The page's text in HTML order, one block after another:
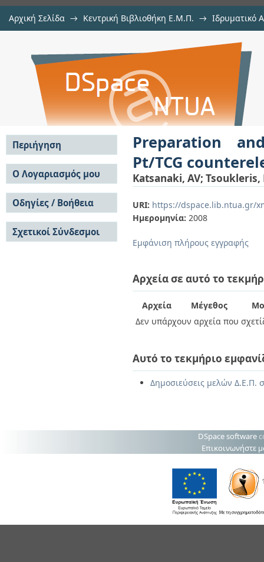
Αρχική Σελίδα → Κεντρική Βιβλιοθήκη Ε.Μ.Π. → Ιδρυματικό
Preparation and
counterelectrodes for dye-
Preparation
Pt/TCG
Katsanaki, AV; Tsoukleris,
URI: https://dspace.lib.ntua.gr/
Ημερομηνία: 2008
Εμφάνιση πλήρους εγγραφής
Αρχεία σε αυτό το
Αρχεία Μέγεθος
Δεν υπάρχουν αρχεία που
Αυτό το τεκμήριο
Δημοσιεύσεις μελών Δ.Ε.Π.
Περιήγηση
Σε όλο το DSpace
Κοινότητες & Συλλογές
Ανά Ημερομηνία
Έκδοσης
Συγγραφείς
Τίτλοι
Θέματα
Ο Λογαριασμός μου
Σύνδεση
Εγγραφή
Οδηγίες / Βοήθεια
Οδηγίες Υποβολής
Οδηγίες Χρήσης ΙΑ
Συχνές Ερωτήσεις
Σχετικοί Σύνδεσμοι
DSpace software
Επικοινωνήστε